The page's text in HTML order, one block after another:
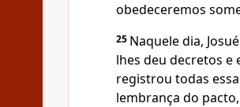
obedeceremos
25 Naquele dia,
lhes deu decretos e
registrou todas
lembrança do